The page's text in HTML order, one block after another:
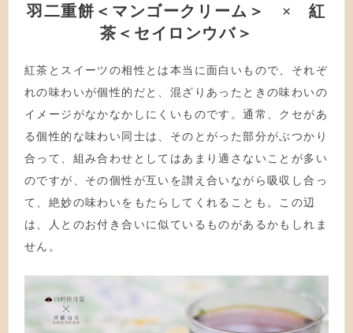
羽二重餅＜マンゴークリーム＞ × 紅
茶＜セイロンウバ＞
紅茶とスイーツの相性とは本当に面白いもので、それぞ
れの味わいが個性的だと、混ざりあったときの味わいの
イメージがなかなかしにくいものです。通常、クセがあ
る個性的な味わい同士は、そのとがった部分がぶつかり
合って、組み合わせとしてはあまり適さないことが多い
のですが、その個性が互いを讃え合いながら吸収し合っ
て、絶妙の味わいをもたらしてくれることも。この辺
は、人とのお付き合いに似ているものがあるかもしれま
せん。